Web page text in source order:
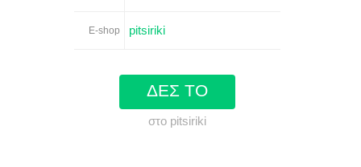
E-shop pitsiriki
ΔΕΣ ΤΟ
στο pitsiriki